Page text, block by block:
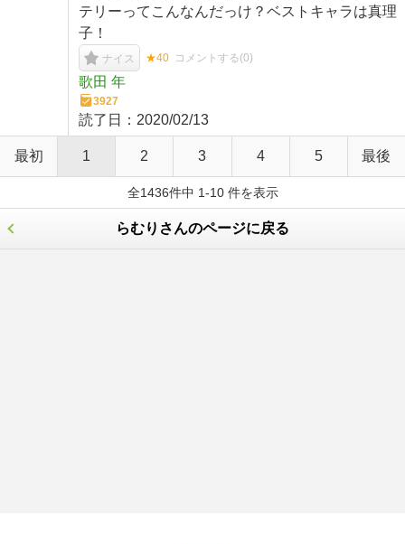
テリーってこんなんだっけ？ベストキャラは真理
子！
ナイス ★40 コメントする(0)
歌田 年
3927
読了日： 2020/02/13
最初 1 2 3 4 5 最後
全1436件中 1-10 件を表示
らむりさんのページに戻る